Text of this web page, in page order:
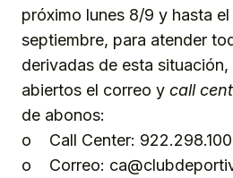
próximo lunes 8/9 y hasta
septiembre, para atender
derivadas de esta
abiertos el correo y call
de abonos:
o Call Center: 922.298.100
o Correo: